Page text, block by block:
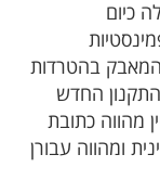
כיום
המאבק בהטרדות
החדש
מהווה כתובת
ומהווה עבורן